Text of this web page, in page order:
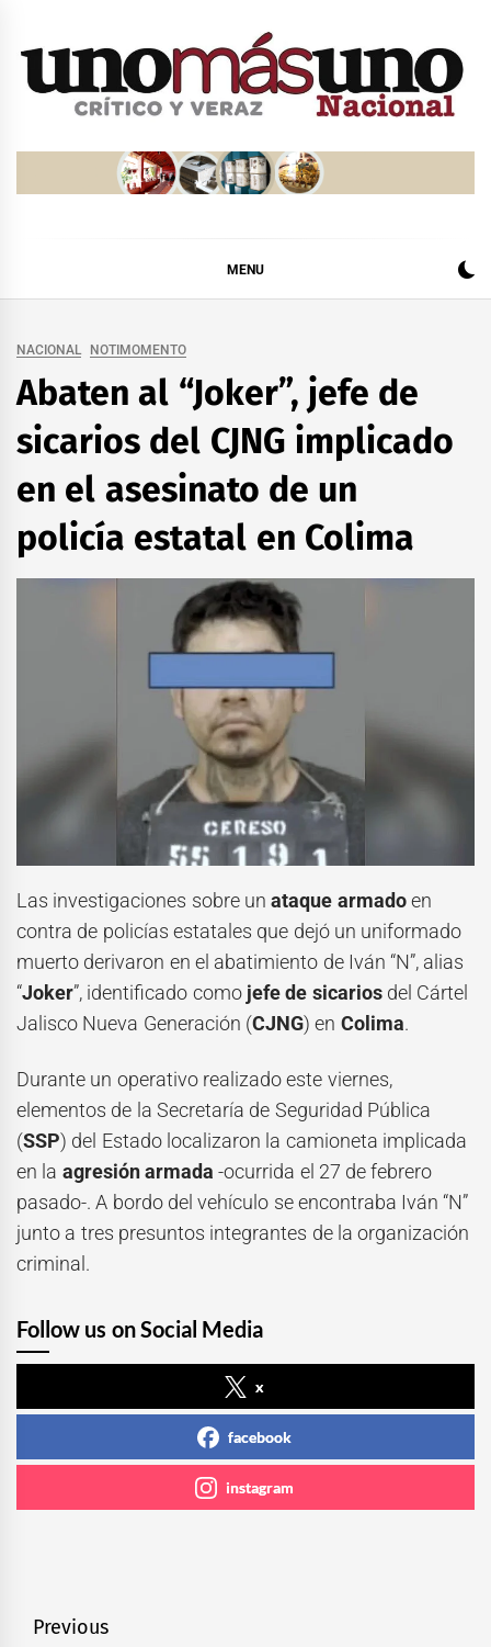
MENU
NACIONAL NOTIMOMENTO
Abaten al “Joker”, jefe de
sicarios del CJNG implicado
en el asesinato de un
policía estatal en Colima
Las investigaciones sobre unataque armadoen
contra de policías estatales que dejó un uniformado
muerto derivaron en el abatimiento de Iván “N”, alias
“Joker”, identificado como jefe de sicariosdel Cártel
Jalisco Nueva Generación (CJNG) en Colima.
Durante un operativo realizado este viernes,
elementos de la Secretaría de Seguridad Pública
(SSP) del Estado localizaron la camioneta implicada
en la agresión armada-ocurrida el 27 de febrero
pasado-. A bordo del vehículo se encontraba Iván “N”
junto a tres presuntos integrantes de la organización
criminal.
Follow us on Social Media
x
facebook
instagram
Navegación
Previous